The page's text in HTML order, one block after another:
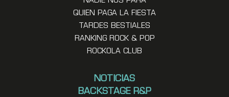
QUIEN PAGA LA FIESTA
TARDES BESTIALES
RANKING ROCK & POP
ROCKOLA CLUB
NOTICIAS
BACKSTAGE R&P